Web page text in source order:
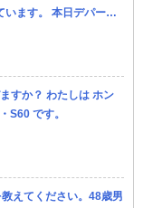
います。 本日デパート
をしていました。 ...
すか？ わたしは ホン
S60 です。
えてください。48歳男